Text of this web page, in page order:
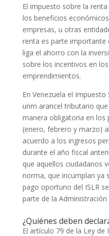
El impuesto sobre la
los beneficios
empresas, u otras
renta es parte importante
liga el ahorro con la
sobre los incentivos en
emprendimientos.
En Venezuela el Impuesto
unm arancel tributario
manera obligatoria en los
(enero, febrero y marzo)
acuerdo a los ingresos
durante el año fiscal
que aquellos ciudadanos
norma, que incumplan ya
pago oportuno del ISLR
parte de la
¿Quiénes deben
El artículo 79 de la Ley